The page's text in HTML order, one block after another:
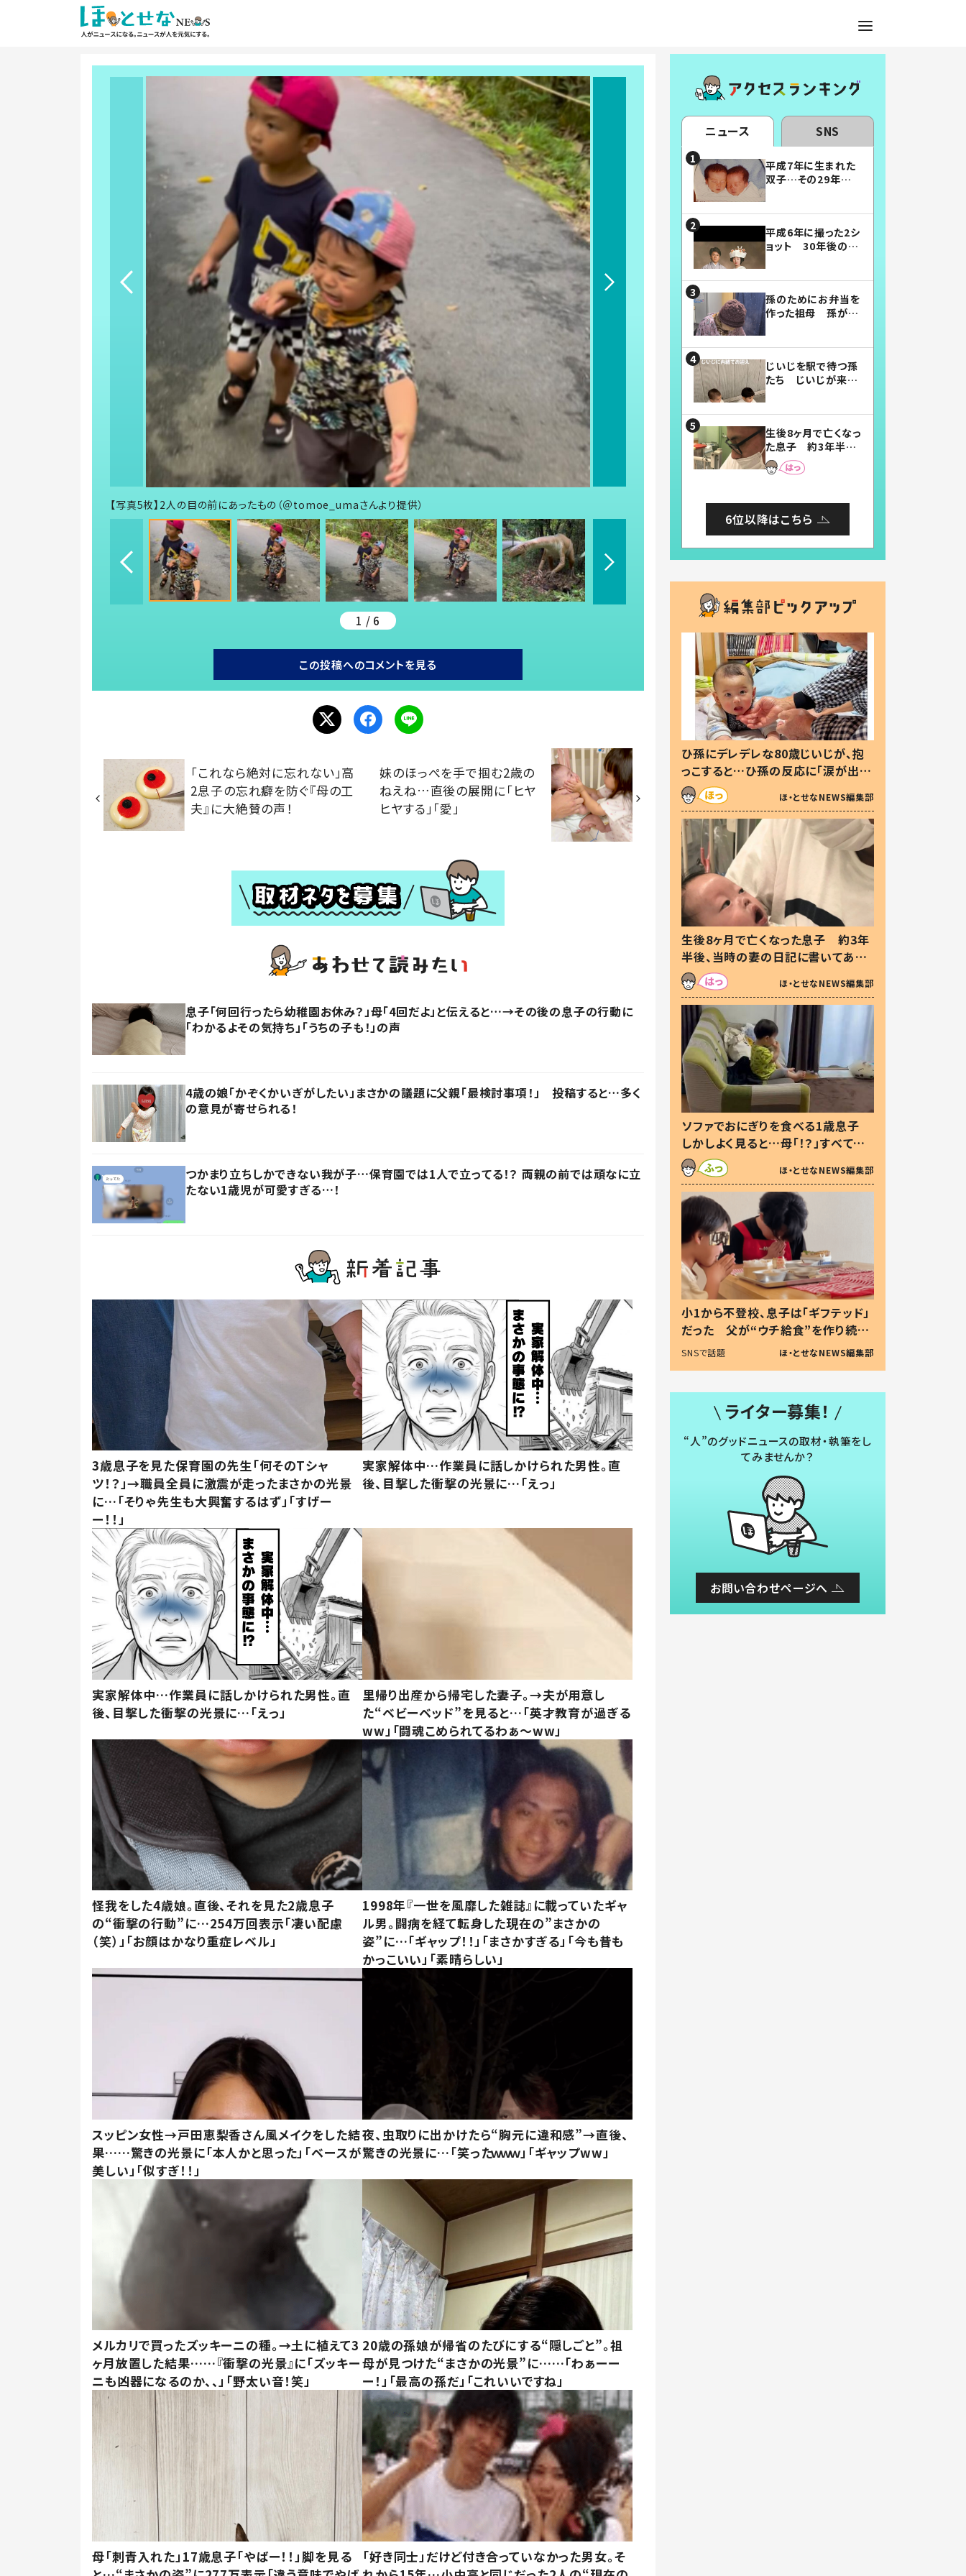
【写真5枚】2人の目の前にあったもの（＠tomoe_umaさんより提供）
1 / 6
この投稿へのコメントを見る
「これなら絶対に忘れない」高
2息子の忘れ癖を防ぐ『母の工
夫』に大絶賛の声！
妹のほっぺを手で掴む2歳の
ねえね…直後の展開に「ヒヤ
ヒヤする」「愛」
息子「何回行ったら幼稚園お休み？」母「4回だよ」と伝えると…→その後の息子の行動に
「わかるよその気持ち」「うちの子も！」の声
4歳の娘「かぞくかいぎがしたい」まさかの議題に父親「最検討事項！」 投稿すると…多く
の意見が寄せられる！
つかまり立ちしかできない我が子…保育園では1人で立ってる！？ 両親の前では頑なに立
たない1歳児が可愛すぎる…！
3歳息子を見た保育園の先生「何そのTシャ
ツ！？」→職員全員に激震が走ったまさかの光景
に…「そりゃ先生も大興奮するはず」「すげー
ー！！」
実家解体中…作業員に話しかけられた男性。直
後、目撃した衝撃の光景に…「えっ」
実家解体中…作業員に話しかけられた男性。直
後、目撃した衝撃の光景に…「えっ」
里帰り出産から帰宅した妻子。→夫が用意し
た“ベビーベッド”を見ると…「英才教育が過ぎる
ww」「闘魂こめられてるわぁ～ww」
怪我をした4歳娘。直後、それを見た2歳息子
の“衝撃の行動”に…254万回表示「凄い配慮
（笑）」「お顔はかなり重症レベル」
1998年『一世を風靡した雑誌』に載っていたギャ
ル男。闘病を経て転身した現在の”まさかの
姿”に…「ギャップ！！」「まさかすぎる」「今も昔も
かっこいい」「素晴らしい」
スッピン女性→戸田恵梨香さん風メイクをした結
果……驚きの光景に「本人かと思った」「ベースが
美しい」「似すぎ！！」
夜、虫取りに出かけたら“胸元に違和感”→直後、
驚きの光景に…「笑ったｗｗｗ」「ギャップww」
メルカリで買ったズッキーニの種。→土に植えて3
ヶ月放置した結果……『衝撃の光景』に「ズッキー
ニも凶器になるのか、、」「野太い音！笑」
20歳の孫娘が帰省のたびにする“隠しごと”。祖
母が見つけた“まさかの光景”に……「わぁーー
ー！」「最高の孫だ」「これいいですね」
母「刺青入れた」17歳息子「やばー！！」脚を見る
「好き同士」だけど付き合っていなかった男女。そ
ニュース SNS
平成7年に生まれた
双子…その29年後
平成6年に撮った2シ
ョット 30年後の姿
孫のためにお弁当を
作った祖母 孫が絶
じいじを駅で待つ孫
たち じいじが来た
まらない」「幸せにな
れる」
生後8ヶ月で亡くなっ
た息子 約3年半
後、当時の妻の日記
に書いてあった本音
6位以降はこちら
ひ孫にデレデレな80歳じいじが、抱
っこすると…ひ孫の反応に「涙が出ま
した」「可愛くて仕方ない」
ほ・とせなNEWS編集部
生後8ヶ月で亡くなった息子 約3年
半後、当時の妻の日記に書いてあっ
た本音とは
ほ・とせなNEWS編集部
ソファでおにぎりを食べる1歳息子
しかしよく見ると…母「！？」すべてを
察した母の投稿に「可愛いから許
す！」「現行犯〜」
ほ・とせなNEWS編集部
小1から不登校、息子は「ギフテッド」
だった 父が“ウチ給食”を作り続け
る理由とは #令和の親 #令和の子
SNSで話題 ほ・とせなNEWS編集部
ライター募集！
“人”のグッドニュースの取材・執筆をし
てみませんか？
お問い合わせページへ